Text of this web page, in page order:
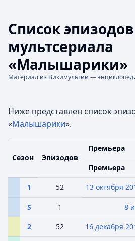
Список эпизодов
мультсериала
«Малышарики»
Материал из Викимультии —
Ниже представлен список
«Малышарики».
Сезон Эпизодов
Премьера
Премьера
1 52 13 октября
S 1 8
2 52 16 декабря